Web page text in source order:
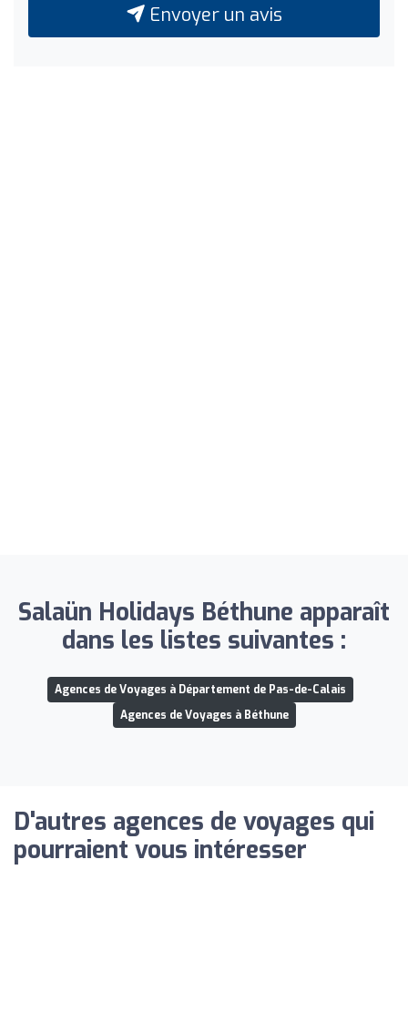
Envoyer un avis
Salaün Holidays Béthune apparaît
dans les listes suivantes :
Agences de Voyages à Département de Pas-de-Calais
Agences de Voyages à Béthune
D'autres agences de voyages qui
pourraient vous intéresser